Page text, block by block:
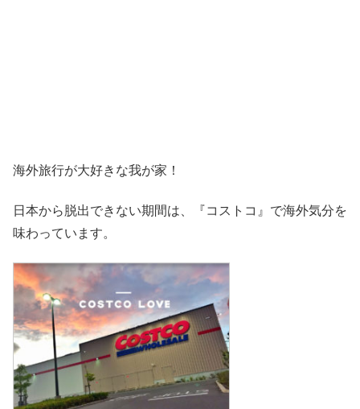
海外旅行が大好きな我が家！
日本から脱出できない期間は、『コストコ』 で海外気分を
味わっています。